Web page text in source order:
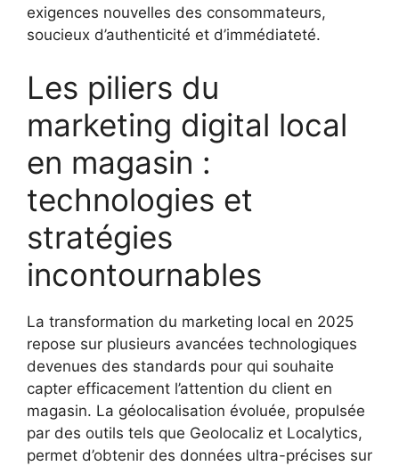
exigences nouvelles des consommateurs,
soucieux d’authenticité et d’immédiateté.
Les piliers du
marketing digital local
en magasin :
technologies et
stratégies
incontournables
La transformation du marketing local en 2025
repose sur plusieurs avancées technologiques
devenues des standards pour qui souhaite
capter efficacement l’attention du client en
magasin. La géolocalisation évoluée, propulsée
par des outils tels que Geolocaliz et Localytics,
permet d’obtenir des données ultra-précises sur